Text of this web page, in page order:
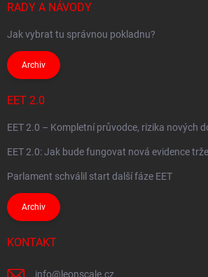
RADY A NÁVODY
Jak vybrat tu správnou pokladnu?
Archiv
EET 2.0
EET 2.0 – Kompletní průvodce, rizika nových
EET 2.0: Jak bude fungovat nová evidence
Parlament schválil start další fáze EET
Archiv
KONTAKT
info@ leonscale.cz